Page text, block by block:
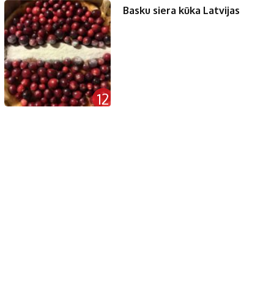
12
Basku siera kūka Latvijas